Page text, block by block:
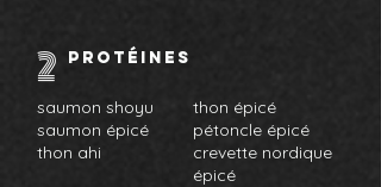
2 protéines
saumon shoyu
saumon épicé
thon ahi
thon épicé
pétoncle épicé
crevette nordique
épicé